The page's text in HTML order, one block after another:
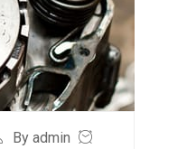
By admin